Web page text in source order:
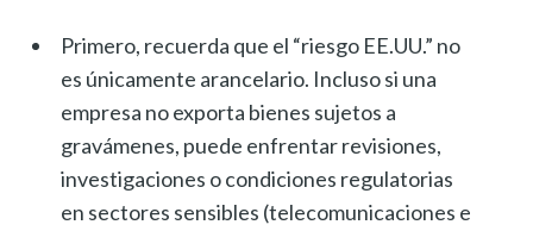
Primero, recuerda que el “riesgo EE.UU.” no
es únicamente arancelario. Incluso si una
empresa no exporta bienes sujetos a
gravámenes, puede enfrentar revisiones,
investigaciones o condiciones regulatorias
en sectores sensibles (telecomunicaciones e